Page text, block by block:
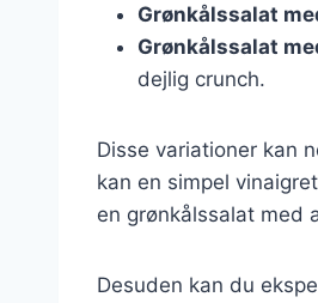
Grønkålssalat
Grønkålssalat
dejlig crunch.
Disse variationer kan
kan en simpel
en grønkålssalat med
Desuden kan du